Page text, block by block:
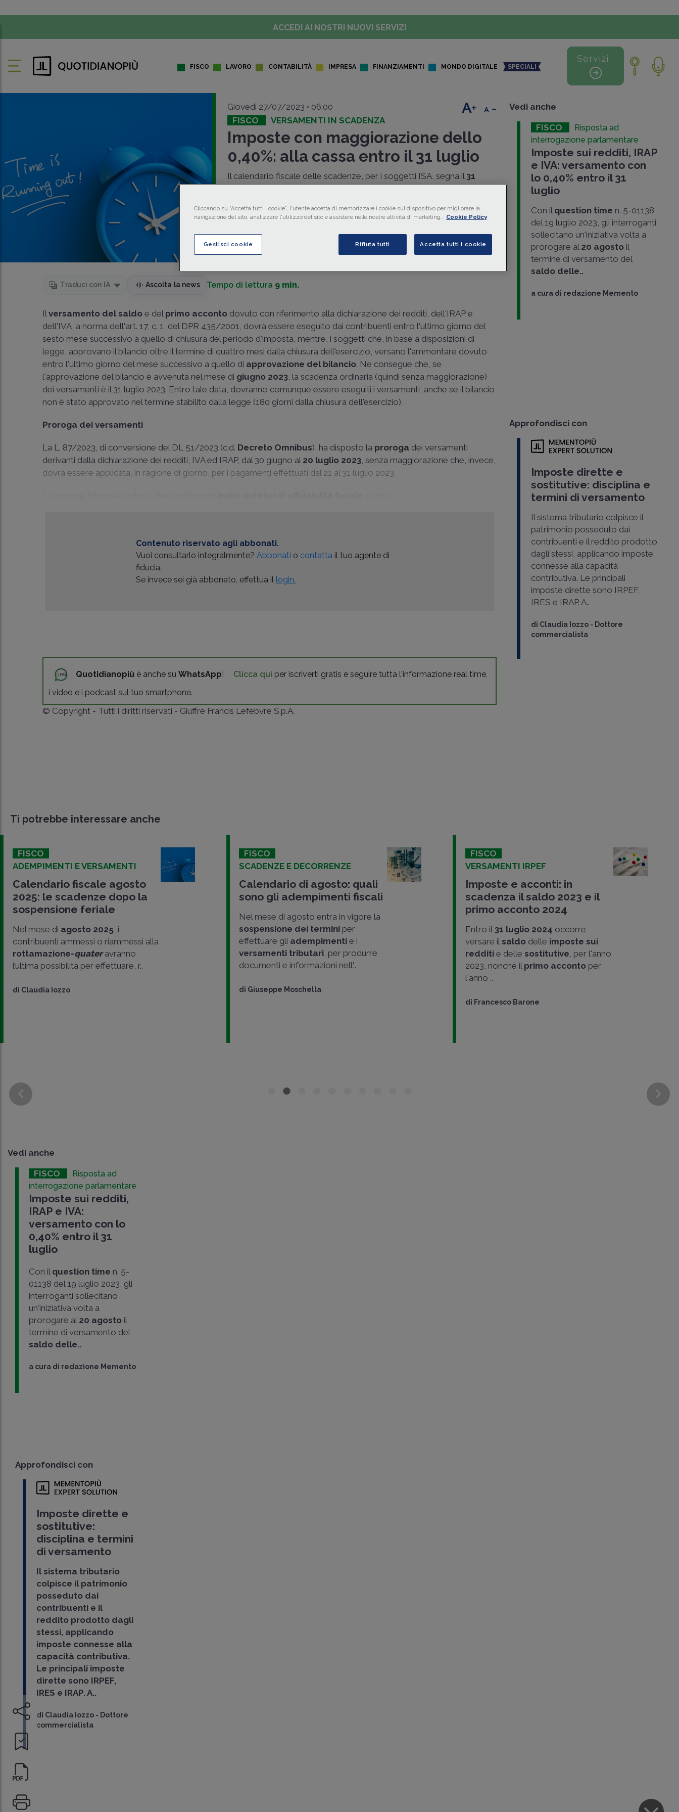
ACCEDI AI NOSTRI NUOVI SERVIZI
FISCO LAVORO CONTABILITÀ IMPRESA FINANZIAMENTI MONDO DIGITALE SPECIALI
Servizi
Giovedì 27/07/2023 • 06:00
FISCO
VERSAMENTI IN SCADENZA
Imposte con maggiorazione dello
0,40%: alla cassa entro il 31 luglio
Il calendario fiscale delle scadenze, per i soggetti ISA, segna il 31
luglio 2023quale termine ultimo per il versamento delle imposte
l’applicazione dellamaggiorazione dello 0,40%. Decorsa tale data,
diClaudia Iozzo Dottore commercialista
+ -
Traduci con IA Ascolta la news Tempo di lettura 9 min.
Ilversamento del saldo e del primo acconto dovuto con riferimento alla dichiarazione dei redditi, dell'IRAP e
dell'IVA, a norma dell'art. 17, c. 1, del DPR 435/2001, dovrà essere eseguito dai contribuenti entro l'ultimo giorno del
sesto mese successivo a quello di chiusura del periodo d'imposta, mentre, i soggetti che, in base a disposizioni di
legge, approvano il bilancio oltre il termine di quattro mesi dalla chiusura dell'esercizio, versano l'ammontare dovuto
entro l'ultimo giorno del mese successivo a quello di approvazione del bilancio. Ne consegue che, se
l'approvazione del bilancio è avvenuta nel mese di giugno 2023, la scadenza ordinaria (quindi senza maggiorazione)
dei versamenti è il 31 luglio 2023. Entro tale data, dovranno comunque essere eseguiti i versamenti, anche se il bilancio
non è stato approvato nel termine stabilito dalla legge (180 giorni dalla chiusura dell'esercizio).
Proroga dei versamenti
La L. 87/2023, di conversione del DL 51/2023 (c.d. Decreto Omnibus), ha disposto la proroga dei versamenti
derivanti dalla dichiarazione dei redditi, IVA ed IRAP, dal 30 giugno al 20 luglio 2023, senza maggiorazione che, invece,
dovrà essere applicata, in ragione di giorno, per i pagamenti effettuati dal 21 al 31 luglio 2023.
Contenuto riservato agli abbonati.
Vuoi consultarlo integralmente?Abbonati o contatta il tuo agente di
fiducia.
Se invece sei già abbonato, effettua il login.
Quotidianopiù è anche suWhatsApp! Clicca qui per iscriverti gratis e seguire tutta l'informazione real time,
i video e i podcast sul tuo smartphone.
© Copyright - Tutti i diritti riservati - Giuffrè Francis Lefebvre S.p.A.
Vedi anche
FISCO
Risposta ad
interrogazione parlamentare
Imposte sui redditi, IRAP
e IVA: versamento con
lo 0,40% entro il 31
luglio
Con il question time n. 5-01138
del 19 luglio 2023, gli interroganti
sollecitano un'iniziativa volta a
prorogare al 20 agostoil
termine di versamento del
saldo delle..
a cura di redazione Memento
Approfondisci con
Imposte dirette e
sostitutive: disciplina e
termini di versamento
Il sistema tributario colpisce il
patrimonio posseduto dai
contribuenti e il reddito prodotto
dagli stessi, applicando imposte
connesse alla capacità
contributiva. Le principali
imposte dirette sono IRPEF,
IRES e IRAP. A..
di Claudia Iozzo - Dottore
commercialista
Ti potrebbe interessare anche
FISCO
ADEMPIMENTI E VERSAMENTI
Calendario fiscale agosto
2025: le scadenze dopo la
sospensione feriale
Nel mese di agosto 2025, i
contribuenti ammessi o riammessi alla
rottamazione-quateravranno
l’ultima possibilità per effettuare, r..
di Claudia Iozzo
FISCO
SCADENZE E DECORRENZE
Calendario di agosto: quali
sono gli adempimenti fiscali
Nel mese di agosto entra in vigore la
sospensione dei termini per
effettuare gli adempimenti e i
versamenti tributari, per produrre
documenti e informazioni nell'..
di Giuseppe Moschella
FISCO
VERSAMENTI IRPEF
Imposte e acconti: in
scadenza il saldo 2023 e il
primo acconto 2024
Entro il 31 luglio 2024 occorre
versare il saldo delle imposte sui
redditi e delle sostitutive, per l'anno
2023, nonché il primo acconto per
l'anno ..
di Francesco Barone
Vedi anche
FISCO
Risposta ad
interrogazione parlamentare
Imposte sui redditi,
IRAP e IVA:
versamento con lo
0,40% entro il 31
luglio
Con il question time n. 5-
01138 del 19 luglio 2023, gli
interroganti sollecitano
un'iniziativa volta a
prorogare al 20 agosto il
termine di versamento del
saldo delle..
a cura di redazione Memento
Approfondisci con
Imposte dirette e
sostitutive:
disciplina e termini
di versamento
Il sistema tributario
colpisce il patrimonio
posseduto dai
contribuenti e il
reddito prodotto dagli
stessi, applicando
imposte connesse alla
capacità contributiva.
Le principali imposte
dirette sono IRPEF,
IRES e IRAP. A..
di Claudia Iozzo - Dottore
commercialista
Cliccando su “Accetta tutti i cookie”, l'utente accetta di memorizzare i cookie sul dispositivo per migliorare la
navigazione del sito, analizzare l'utilizzo del sito e assistere nelle nostre attività di marketing.
Cookie Policy
Gestisci cookie Rifiuta tutti Accetta tutti i cookie